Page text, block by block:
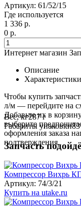
Артикул: 61/52/15
Где используется
1 336 p.
0 p.
Интернет магазин
Описание
Характеристики
Чтобы купить
л/м — перейдите на
Добавьте их в
выберите
оформления заказа
подтверждения.
Вес, кг287 г
Габариты упаковки
Запчасть
Компрессор Вихрь
Артикул: 74/3/21
Купить на utake.ru